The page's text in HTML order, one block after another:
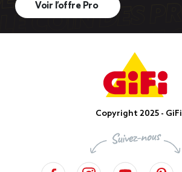
Voir l’offre Pro
Copyright 2025 - GiFi